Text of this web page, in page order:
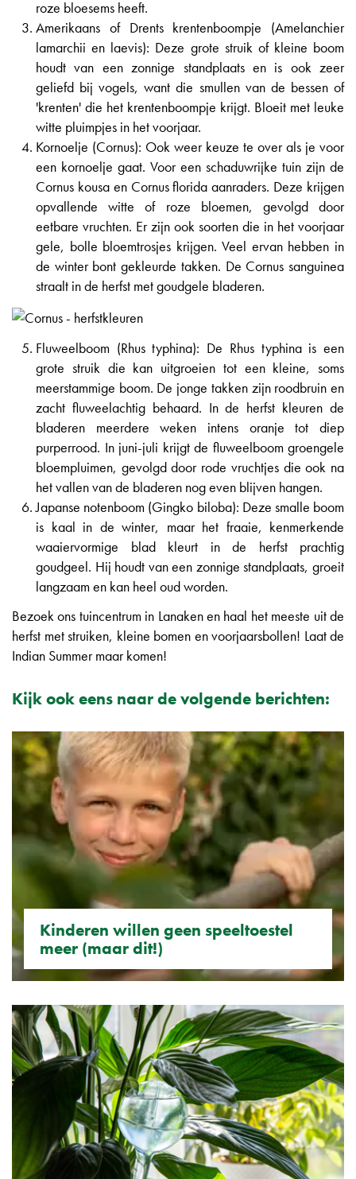
roze bloesems heeft.
Amerikaans of Drents krentenboompje (Amelanchier
lamarchii en laevis): Deze grote struik of kleine boom
houdt van een zonnige standplaats en is ook zeer
geliefd bij vogels, want die smullen van de bessen of
'krenten' die het krentenboompje krijgt. Bloeit met leuke
witte pluimpjes in het voorjaar.
Kornoelje (Cornus): Ook weer keuze te over als je voor
een kornoelje gaat. Voor een schaduwrijke tuin zijn de
Cornus kousa en Cornus florida aanraders. Deze krijgen
opvallende witte of roze bloemen, gevolgd door
eetbare vruchten. Er zijn ook soorten die in het voorjaar
gele, bolle bloemtrosjes krijgen. Veel ervan hebben in
de winter bont gekleurde takken. De Cornus sanguinea
straalt in de herfst met goudgele bladeren.
Fluweelboom (Rhus typhina): De Rhus typhina is een
grote struik die kan uitgroeien tot een kleine, soms
meerstammige boom. De jonge takken zijn roodbruin en
zacht fluweelachtig behaard. In de herfst kleuren de
bladeren meerdere weken intens oranje tot diep
purperrood. In juni-juli krijgt de fluweelboom groengele
bloempluimen, gevolgd door rode vruchtjes die ook na
het vallen van de bladeren nog even blijven hangen.
Japanse notenboom (Gingko biloba): Deze smalle boom
is kaal in de winter, maar het fraaie, kenmerkende
waaiervormige blad kleurt in de herfst prachtig
goudgeel. Hij houdt van een zonnige standplaats, groeit
langzaam en kan heel oud worden.
Bezoek ons tuincentrum in Lanaken en haal het meeste uit de
herfst met struiken, kleine bomen en voorjaarsbollen! Laat de
Indian Summer maar komen!
Kijk ook eens naar de volgende berichten:
Kinderen willen geen speeltoestel
meer (maar dit!)